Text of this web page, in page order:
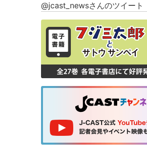
@jcast_newsさんのツイート